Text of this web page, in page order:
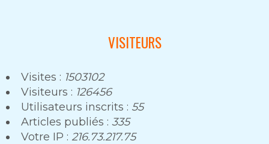
VISITEURS
Visites : 1503102
Visiteurs : 126456
Utilisateurs inscrits : 55
Articles publiés : 335
Votre IP : 216.73.217.75